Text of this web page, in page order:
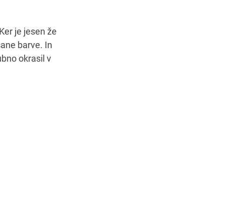
je jesen že
barve. In
okrasil v